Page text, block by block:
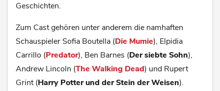
Geschichten.
Zum Cast gehören unter anderem die namhaften
Schauspieler Sofia Boutella (Die Mumie), Elpidia
Carrillo (Predator), Ben Barnes (Der siebte Sohn),
Andrew Lincoln (The Walking Dead) und Rupert
Grint (Harry Potter und der Stein der Weisen).